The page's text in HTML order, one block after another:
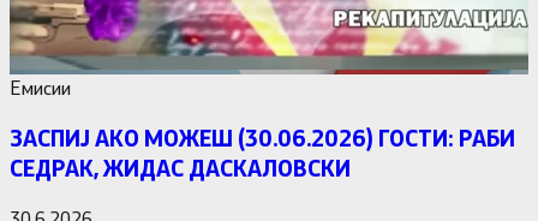
Емисии
ЗАСПИЈ АКО МОЖЕШ (30.06.2026) ГОСТИ: РАБИ
СЕДРАК, ЖИДАС ДАСКАЛОВСКИ